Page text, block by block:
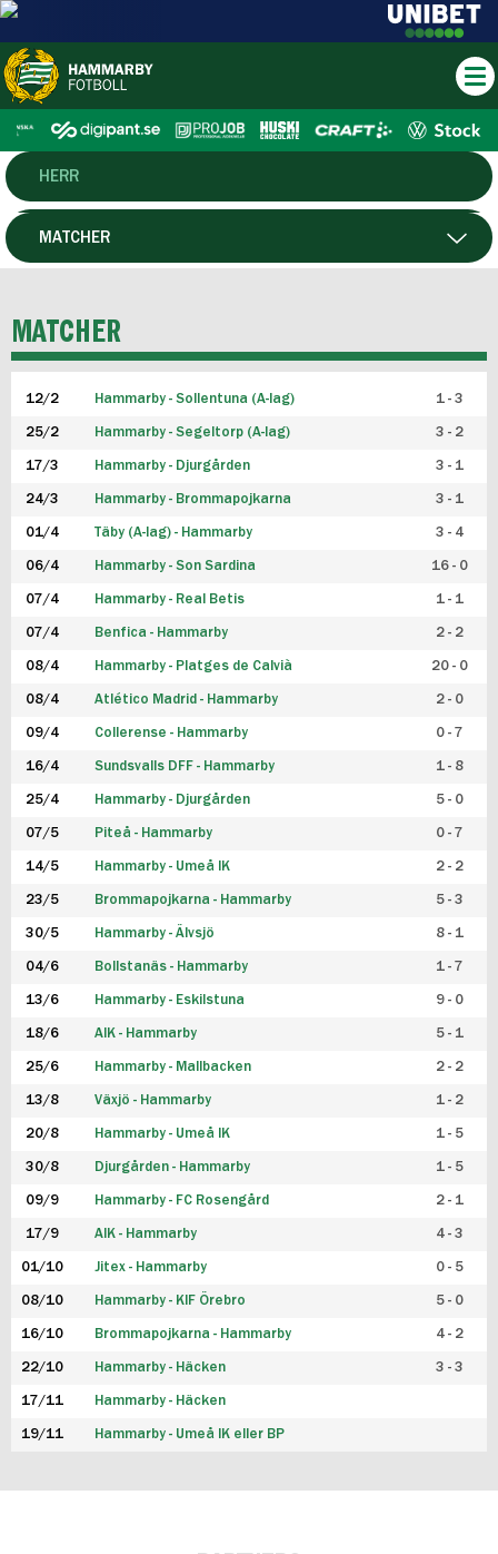
HERR
DAM
P19
F19
FUTSAL HERR
FUTSAL DAM
MATCHER
MATCHER
12/2 Hammarby - Sollentuna (A-lag) 1 - 3
25/2 Hammarby - Segeltorp (A-lag) 3 - 2
17/3 Hammarby - Djurgården 3 - 1
24/3 Hammarby - Brommapojkarna 3 - 1
01/4 Täby (A-lag) - Hammarby 3 - 4
06/4 Hammarby - Son Sardina 16 - 0
07/4 Hammarby - Real Betis 1 - 1
07/4 Benfica - Hammarby 2 - 2
08/4 Hammarby - Platges de Calvià 20 - 0
08/4 Atlético Madrid - Hammarby 2 - 0
09/4 Collerense - Hammarby 0 - 7
16/4 Sundsvalls DFF - Hammarby 1 - 8
25/4 Hammarby - Djurgården 5 - 0
07/5 Piteå - Hammarby 0 - 7
14/5 Hammarby - Umeå IK 2 - 2
23/5 Brommapojkarna - Hammarby 5 - 3
30/5 Hammarby - Älvsjö 8 - 1
04/6 Bollstanäs - Hammarby 1 - 7
13/6 Hammarby - Eskilstuna 9 - 0
18/6 AIK - Hammarby 5 - 1
25/6 Hammarby - Mallbacken 2 - 2
13/8 Växjö - Hammarby 1 - 2
20/8 Hammarby - Umeå IK 1 - 5
30/8 Djurgården - Hammarby 1 - 5
09/9 Hammarby - FC Rosengård 2 - 1
17/9 AIK - Hammarby 4 - 3
01/10 Jitex - Hammarby 0 - 5
08/10 Hammarby - KIF Örebro 5 - 0
16/10 Brommapojkarna - Hammarby 4 - 2
22/10 Hammarby - Häcken 3 - 3
17/11 Hammarby - Häcken
19/11 Hammarby - Umeå IK eller BP